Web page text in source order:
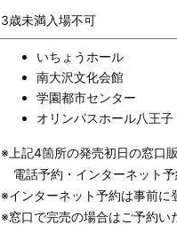
3歳未満入場不可
いちょうホール
南大沢文化会館
学園都市センター
オリンパスホール八王子
※上記4箇所の発売初日の窓口
電話予約・インターネット
※インターネット予約は事前に
※窓口で完売の場合はご予約い